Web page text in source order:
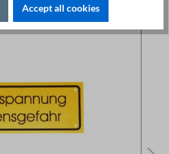
Accept all cookies